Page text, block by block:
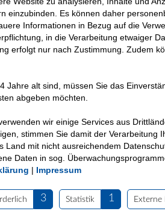
Leistungen Mitgliedschaft und
und Kompetenz für besondere Kinder und
einzubinden. Es können daher
Informationen in Bezug auf die
in die Verarbeitung etwaiger
erfolgt nur nach Zustimmung. Zudem
Jahre alt sind, müssen Sie das
abgeben möchten.
wir einige Services aus
stimmen Sie damit der Verarbeitung
Land mit nicht ausreichendem
Daten in sog.
| Impressum
3 Statistik 1 Externe